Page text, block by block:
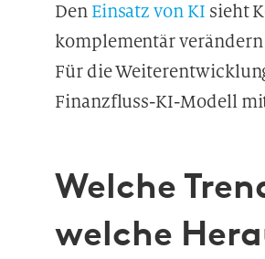
Den Einsatz von KI sieht
komplementär
Für die
Finanzfluss-KI-Modell
Welche
welche